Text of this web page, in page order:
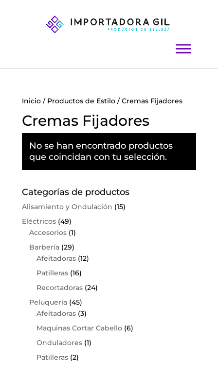
Inicio/ Productos de Estilo/ Cremas Fijadores
Cremas Fijadores
No se han encontrado productos
que coincidan con tu selección.
Categorías de productos
Alisamiento y Ondulación (15)
Eléctricos (49)
Accesorios (1)
Barbería (29)
Afeitadoras (12)
Patilleras (16)
Recortadoras (24)
Peluquería (45)
Afeitadoras (3)
Maquinas Cortar Cabello (6)
Onduladores (1)
Patilleras (2)